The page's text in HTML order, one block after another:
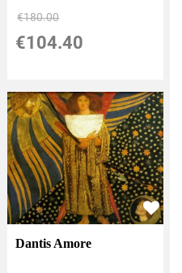
€180.00
€104.40
Dantis Amore